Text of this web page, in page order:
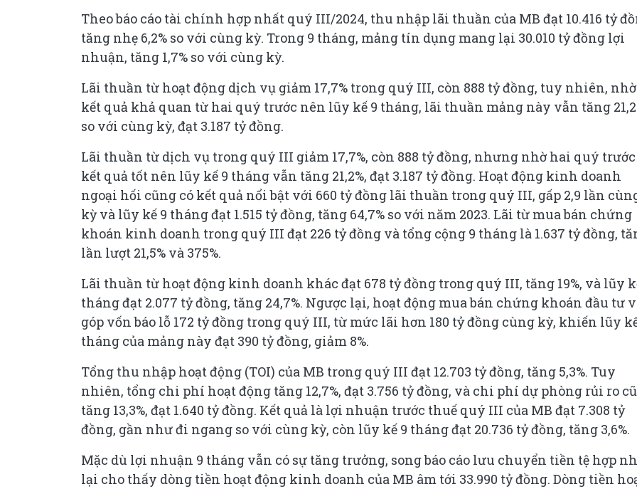
Theo báo cáo tài chính hợp nhất quý III/2024, thu nhập lãi thuần của MB đạt 10.416 tỷ
tăng nhẹ 6,2% so với cùng kỳ. Trong 9 tháng, mảng tín dụng mang lại 30.010 tỷ đồng lợi
nhuận, tăng 1,7% so với cùng kỳ.
Lãi thuần từ hoạt động dịch vụ giảm 17,7% trong quý III, còn 888 tỷ đồng, tuy nhiên, nhờ
kết quả khả quan từ hai quý trước nên lũy kế 9 tháng, lãi thuần mảng này vẫn tăng
so với cùng kỳ, đạt 3.187 tỷ đồng.
Lãi thuần từ dịch vụ trong quý III giảm 17,7%, còn 888 tỷ đồng, nhưng nhờ hai quý trước
kết quả tốt nên lũy kế 9 tháng vẫn tăng 21,2%, đạt 3.187 tỷ đồng. Hoạt động kinh doanh
ngoại hối cũng có kết quả nổi bật với 660 tỷ đồng lãi thuần trong quý III, gấp 2,9 lần
kỳ và lũy kế 9 tháng đạt 1.515 tỷ đồng, tăng 64,7% so với năm 2023. Lãi từ mua bán chứng
khoán kinh doanh trong quý III đạt 226 tỷ đồng và tổng cộng 9 tháng là 1.637 tỷ đồng,
lần lượt 21,5% và 375%.
Lãi thuần từ hoạt động kinh doanh khác đạt 678 tỷ đồng trong quý III, tăng 19%, và lũy
tháng đạt 2.077 tỷ đồng, tăng 24,7%. Ngược lại, hoạt động mua bán chứng khoán đầu tư
góp vốn báo lỗ 172 tỷ đồng trong quý III, từ mức lãi hơn 180 tỷ đồng cùng kỳ, khiến lũy
tháng của mảng này đạt 390 tỷ đồng, giảm 8%.
Tổng thu nhập hoạt động (TOI) của MB trong quý III đạt 12.703 tỷ đồng, tăng 5,3%. Tuy
nhiên, tổng chi phí hoạt động tăng 12,7%, đạt 3.756 tỷ đồng, và chi phí dự phòng rủi ro
tăng 13,3%, đạt 1.640 tỷ đồng. Kết quả là lợi nhuận trước thuế quý III của MB đạt 7.308 tỷ
đồng, gần như đi ngang so với cùng kỳ, còn lũy kế 9 tháng đạt 20.736 tỷ đồng, tăng 3,6%.
Mặc dù lợi nhuận 9 tháng vẫn có sự tăng trưởng, song báo cáo lưu chuyển tiền tệ hợp
lại cho thấy dòng tiền hoạt động kinh doanh của MB âm tới 33.990 tỷ đồng. Dòng tiền